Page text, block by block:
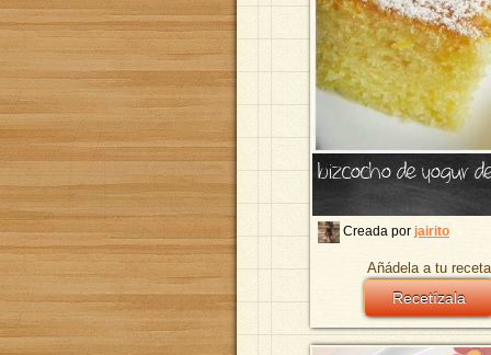
bizcocho de yogur
Creada por jairito
Añádela a tu
Recetízala